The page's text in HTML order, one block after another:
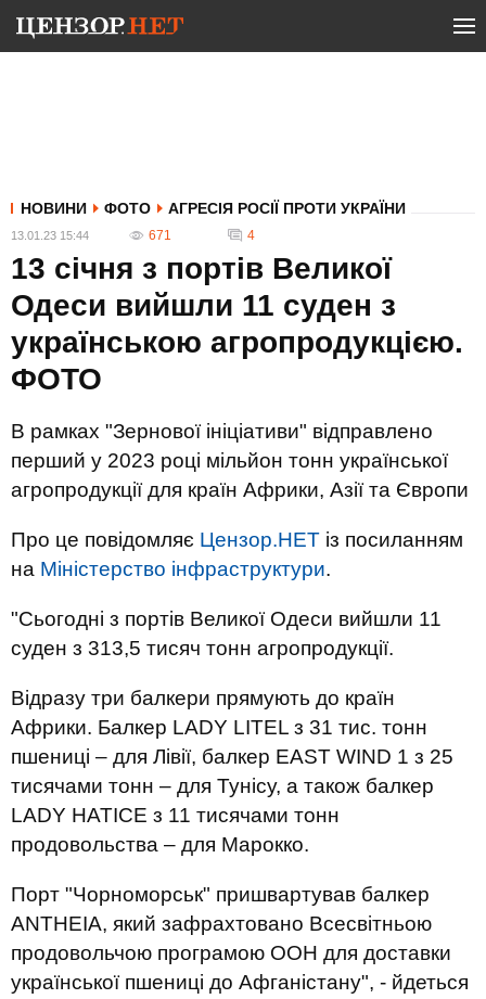
НОВИНИ ФОТО АГРЕСІЯ РОСІЇ ПРОТИ УКРАЇНИ
13.01.23 15:44 671 4
13 січня з портів Великої
Одеси вийшли 11 суден з
українською агропродукцією.
ФОТО
В рамках "Зернової ініціативи" відправлено
перший у 2023 році мільйон тонн української
агропродукції для країн Африки, Азії та Європи
Про це повідомляє Цензор.НЕТ із посиланням
на Міністерство інфраструктури.
"Сьогодні з портів Великої Одеси вийшли 11
суден з 313,5 тисяч тонн агропродукції.
Відразу три балкери прямують до країн
Африки. Балкер LADY LITEL з 31 тис. тонн
пшениці – для Лівії, балкер EAST WIND 1 з 25
тисячами тонн – для Тунісу, а також балкер
LADY HATICE з 11 тисячами тонн
продовольства – для Марокко.
Порт "Чорноморськ" пришвартував балкер
ANTHEIA, який зафрахтовано Всесвітньою
продовольчою програмою ООН для доставки
української пшениці до Афганістану", - йдеться